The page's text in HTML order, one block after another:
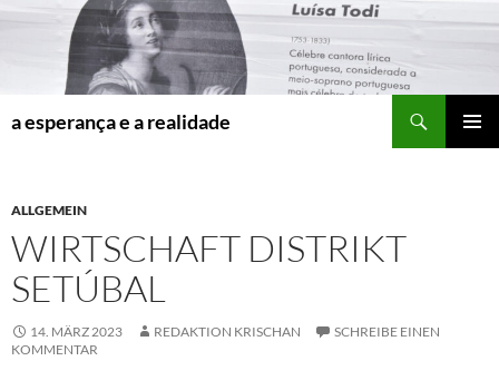
a esperança e a realidade
ALLGEMEIN
WIRTSCHAFT DISTRIKT
SETÚBAL
14. MÄRZ 2023 REDAKTION KRISCHAN
SCHREIBE EINEN
KOMMENTAR